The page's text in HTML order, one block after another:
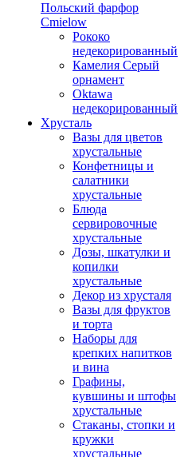
Польский фарфор
Сmielow
Рококо
недекорированный
Камелия Серый
орнамент
Oktawa
недекорированный
Хрусталь
Вазы для цветов
хрустальные
Конфетницы и
салатники
хрустальные
Блюда
сервировочные
хрустальные
Дозы, шкатулки и
копилки
хрустальные
Декор из хрусталя
Вазы для фруктов
и торта
Наборы для
крепких напитков
и вина
Графины,
кувшины и штофы
хрустальные
Стаканы, стопки и
кружки
хрустальные